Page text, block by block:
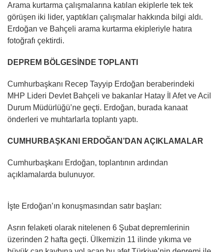
Arama kurtarma çalışmalarına katılan ekiplerle tek tek
görüşen iki lider, yaptıkları çalışmalar hakkında bilgi aldı.
Erdoğan ve Bahçeli arama kurtarma ekipleriyle hatıra
fotoğrafı çektirdi.
DEPREM BÖLGESİNDE TOPLANTI
Cumhurbaşkanı Recep Tayyip Erdoğan beraberindeki
MHP Lideri Devlet Bahçeli ve bakanlar Hatay İl Afet ve Acil
Durum Müdürlüğü’ne geçti. Erdoğan, burada kanaat
önderleri ve muhtarlarla toplantı yaptı.
CUMHURBAŞKANI ERDOĞAN’DAN AÇIKLAMALAR
Cumhurbaşkanı Erdoğan, toplantının ardından
açıklamalarda bulunuyor.
İşte Erdoğan’ın konuşmasından satır başları:
Asrın felaketi olarak nitelenen 6 Şubat depremlerinin
üzerinden 2 hafta geçti. Ülkemizin 11 ilinde yıkıma ve